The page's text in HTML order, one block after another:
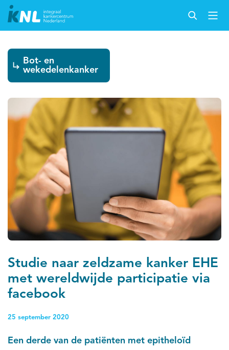
Studie naar zeldzame kanker EHE
met wereldwijde participatie via
facebook
25 september 2020
Een derde van de patiënten met epitheloïd
Bot- en
wekedelenkanker